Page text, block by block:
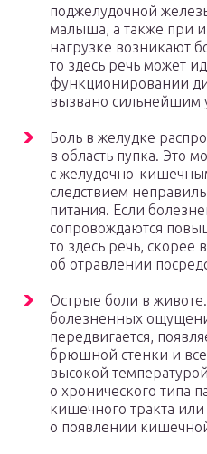
поджелудочной
малыша, а также при
нагрузке возникают
то здесь речь может
функционировании
вызвано сильнейшим
Боль в желудке
в область пупка. Это
с желудочно-
следствием
питания. Если
сопровождаются
то здесь речь, скорее
об отравлении
Острые боли в
болезненных
передвигается,
брюшной стенки и все
высокой
о хронического типа
кишечного тракта
о появлении